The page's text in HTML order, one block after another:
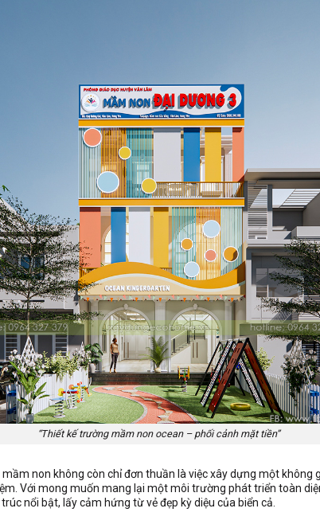
“Thiết kế trường mầm non ocean – phối cảnh mặt tiền”
non không còn chỉ đơn thuần là việc xây dựng một không
Với mong muốn mang lại một môi trường phát triển toàn
nổi bật, lấy cảm hứng từ vẻ đẹp kỳ diệu của biển cả.